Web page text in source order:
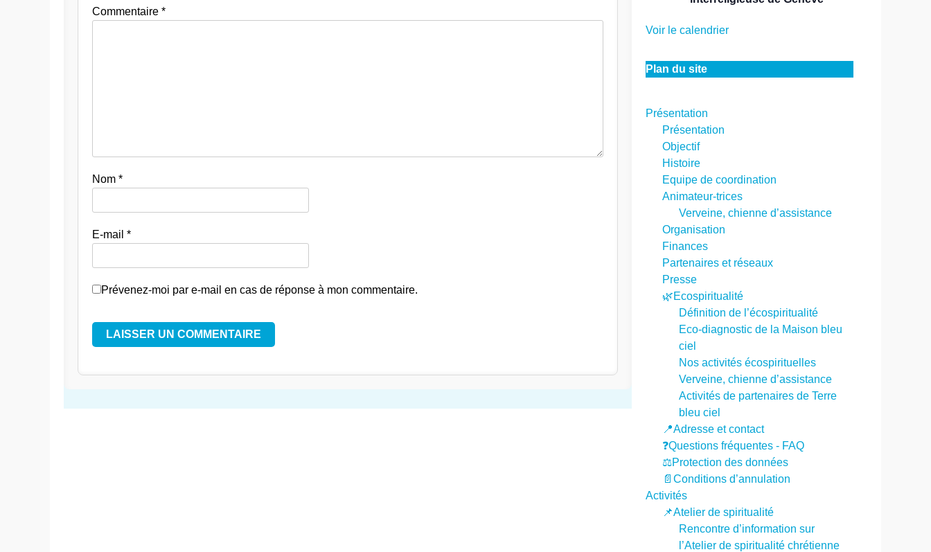
Commentaire *
Nom *
E-mail *
Prévenez-moi par e-mail en cas de réponse à mon commentaire.
Voir le calendrier
Plan du site
Présentation
Présentation
Objectif
Histoire
Equipe de coordination
Animateur-trices
Verveine, chienne d’assistance
Organisation
Finances
Partenaires et réseaux
Presse
🌿Ecospiritualité
Définition de l’écospiritualité
Eco-diagnostic de la Maison bleu
ciel
Nos activités écospirituelles
Verveine, chienne d’assistance
Activités de partenaires de Terre
bleu ciel
📍Adresse et contact
❓Questions fréquentes - FAQ
⚖️Protection des données
📄Conditions d’annulation
Activités
📌Atelier de spiritualité
Rencontre d’information sur
l’Atelier de spiritualité chrétienne